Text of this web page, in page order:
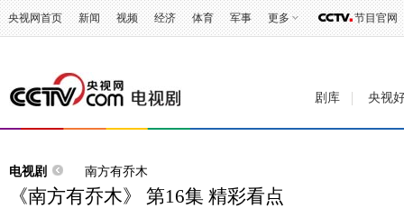
央视网首页 新闻 视频 经济 体育 军事 更多 节目官网
剧库 央视
电视剧 南方有乔木
《南方有乔木》 第16集 精彩看点